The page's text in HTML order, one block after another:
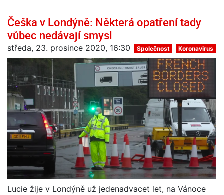
Češka v Londýně: Některá opatření tady
vůbec nedávají smysl
středa, 23. prosince 2020, 16:30 Společnost Koronavirus
Lucie žije v Londýně už jedenadvacet let, na Vánoce